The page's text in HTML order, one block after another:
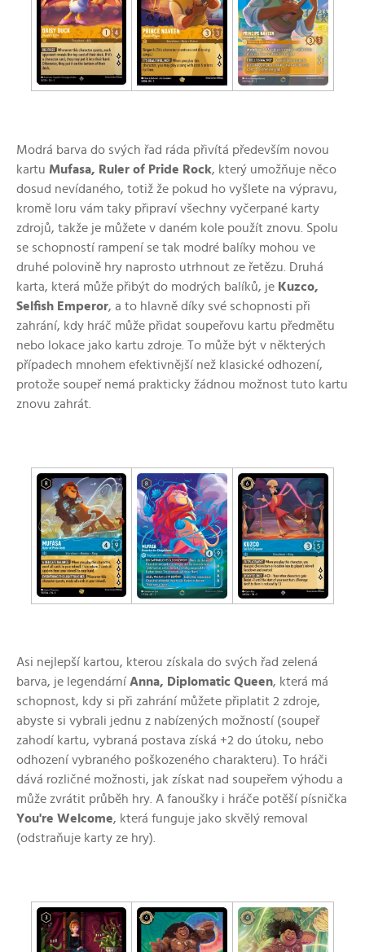
Modrá barva do svých řad ráda přivítá především novou
kartu Mufasa, Ruler of Pride Rock, který umožňuje něco
dosud nevídaného, totiž že pokud ho vyšlete na výpravu,
kromě loru vám taky připraví všechny vyčerpané karty
zdrojů, takže je můžete v daném kole použít znovu. Spolu
se schopností rampení se tak modré balíky mohou ve
druhé polovině hry naprosto utrhnout ze řetězu. Druhá
karta, která může přibýt do modrých balíků, je Kuzco,
Selfish Emperor, a to hlavně díky své schopnosti při
zahrání, kdy hráč může přidat soupeřovu kartu předmětu
nebo lokace jako kartu zdroje. To může být v některých
případech mnohem efektivnější než klasické odhození,
protože soupeř nemá prakticky žádnou možnost tuto kartu
znovu zahrát.
Asi nejlepší kartou, kterou získala do svých řad zelená
barva, je legendární Anna, Diplomatic Queen, která má
schopnost, kdy si při zahrání můžete připlatit 2 zdroje,
abyste si vybrali jednu z nabízených možností (soupeř
zahodí kartu, vybraná postava získá +2 do útoku, nebo
odhození vybraného poškozeného charakteru). To hráči
dává rozličné možnosti, jak získat nad soupeřem výhodu a
může zvrátit průběh hry. A fanoušky i hráče potěší písnička
You're Welcome, která funguje jako skvělý removal
(odstraňuje karty ze hry).